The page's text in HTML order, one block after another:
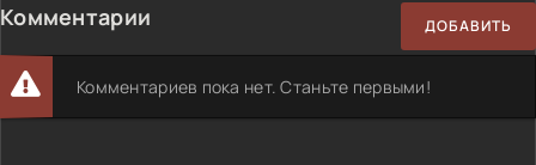
Комментарии ДОБАВИТЬ
Комментариев пока нет. Станьте первыми!